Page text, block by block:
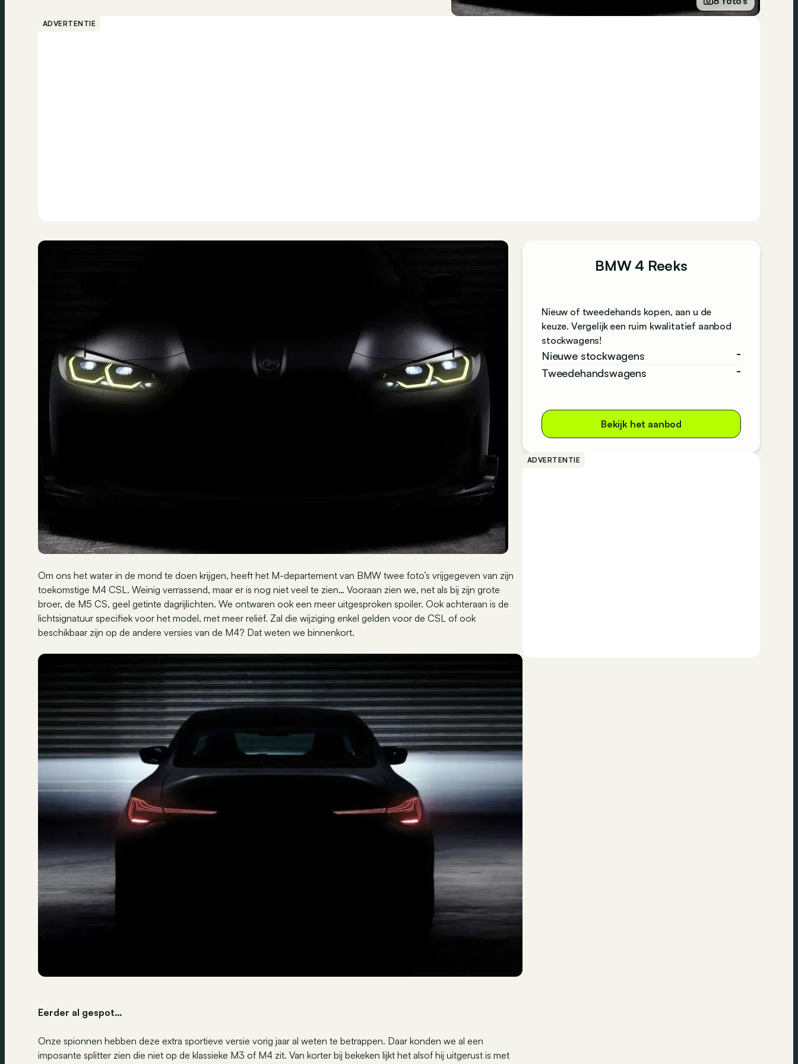
ADVERTENTIE
Om ons het water in de mond te doen krijgen, heeft het M-departement van BMW twee foto’s vrijgegeven van zijn
toekomstige M4 CSL. Weinig verrassend, maar er is nog niet veel te zien… Vooraan zien we, net als bij zijn grote
broer, de M5 CS, geel getinte dagrijlichten. We ontwaren ook een meer uitgesproken spoiler. Ook achteraan is de
lichtsignatuur specifiek voor het model, met meer reliëf. Zal die wijziging enkel gelden voor de CSL of ook
beschikbaar zijn op de andere versies van de M4? Dat weten we binnenkort.
Eerder al gespot…
Onze spionnen hebben deze extra sportieve versie vorig jaar al weten te betrappen. Daar konden we al een
imposante splitter zien die niet op de klassieke M3 of M4 zit. Van korter bij bekeken lijkt het alsof hij uitgerust is met
BMW 4 Reeks
Nieuw of tweedehands kopen, aan u de
keuze. Vergelijk een ruim kwalitatief aanbod
stockwagens!
Nieuwe stockwagens
-
Tweedehandswagens
-
Bekijk het aanbod
ADVERTENTIE